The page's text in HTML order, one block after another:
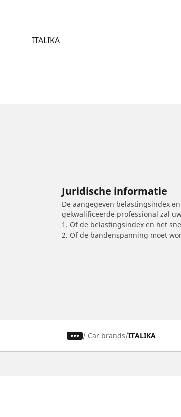
ITALIKA
Juridische informatie
De aangegeven belastingsindex
gekwalificeerde professional zal
1. Of de belastingsindex en het
2. Of de bandenspanning moet
/ Car brands ITALIKA